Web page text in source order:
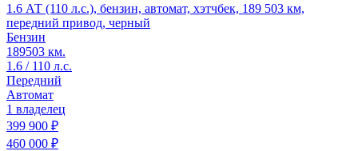
1.6 АТ (110 л.с.), бензин, автомат, хэтчбек, 189 503 км,
передний привод, черный
Бензин
189503 км.
1.6 / 110 л.с.
Передний
Автомат
1 владелец
399 900 ₽
460 000 ₽